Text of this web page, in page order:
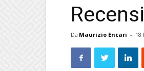
Da Maurizio Encari - 18